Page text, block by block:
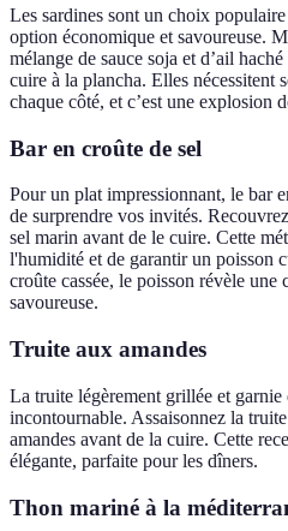
Les sardines sont un choix
option économique et savoureuse.
mélange de sauce soja et d’ail
cuire à la plancha. Elles nécessitent
chaque côté, et c’est une explosion
Bar en croûte de sel
Pour un plat impressionnant, le bar
de surprendre vos invités.
sel marin avant de le cuire. Cette
l'humidité et de garantir un poisson
croûte cassée, le poisson révèle
savoureuse.
Truite aux amandes
La truite légèrement grillée et garnie
incontournable. Assaisonnez la
amandes avant de la cuire. Cette
élégante, parfaite pour les dîners.
Thon mariné à la